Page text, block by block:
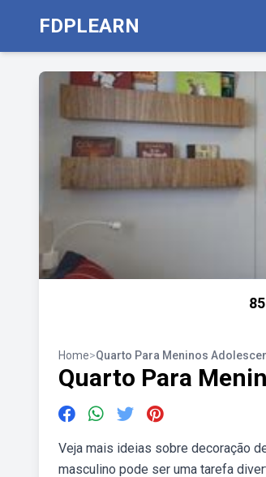
FDPLEARN
Home>Quarto Para Meninos
Quarto Para
Veja mais ideias sobre decoração
masculino pode ser uma tarefa